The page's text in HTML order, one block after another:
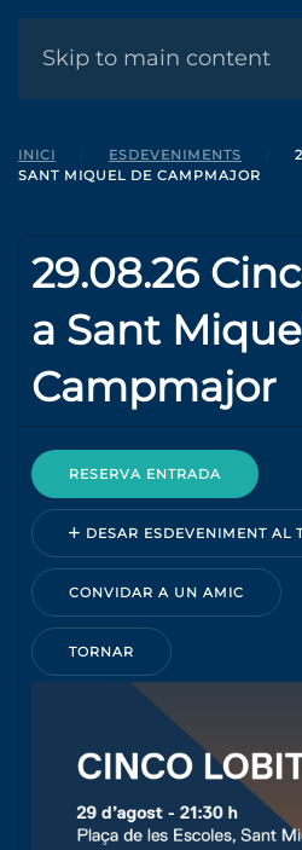
Skip to main content
INICI ESDEVENIMENTS
SANT MIQUEL DE CAMPMAJOR
29.08.26
a Sant
Campmajor
RESERVA ENTRADA
DESAR ESDEVENIMENT AL
CONVIDAR A UN AMIC
TORNAR